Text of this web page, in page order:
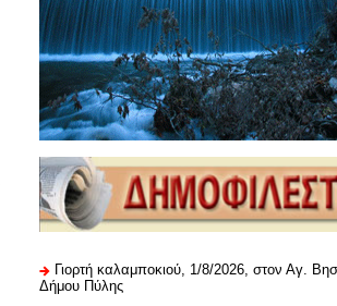
Γιορτή καλαμποκιού, 1/8/2026, στον Αγ.
Δήμου Πύλης